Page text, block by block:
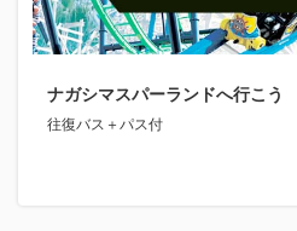
ナガシマスパーランドへ行こう
往復バス＋パス付